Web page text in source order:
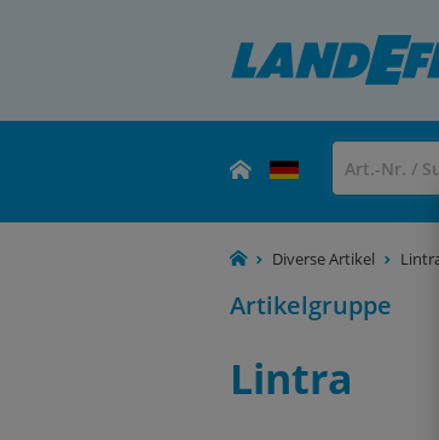
Diverse Artikel
Artikelgruppe
Lintra